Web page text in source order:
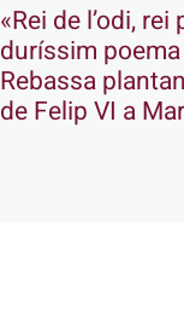
«Rei de l’odi, rei
duríssim
Rebassa
de Felip VI a